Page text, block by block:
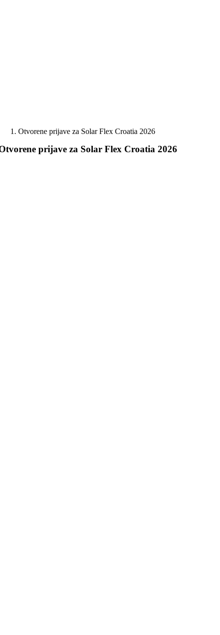
Otvorene prijave za Solar Flex Croatia 2026
prijave za Solar Flex Croatia 2026